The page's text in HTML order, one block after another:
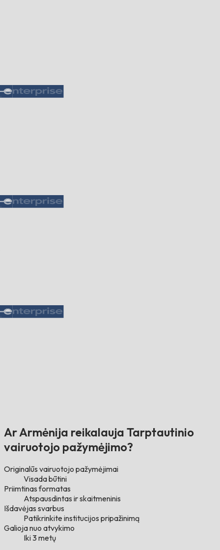
Ar Armėnija reikalauja Tarptautinio
vairuotojo pažymėjimo?
Originalūs vairuotojo pažymėjimai
Visada būtini
Priimtinas formatas
Atspausdintas ir skaitmeninis
Išdavėjas svarbus
Patikrinkite institucijos pripažinimą
Galioja nuo atvykimo
Iki 3 metų